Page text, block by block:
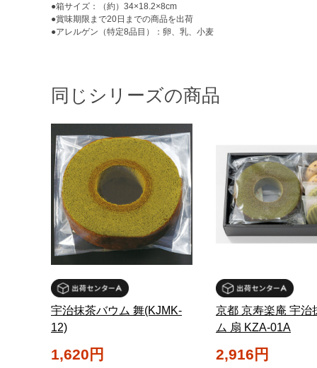
●箱サイズ：（約）34×18.2×8cm
●賞味期限まで20日までの商品を出荷
●アレルゲン（特定8品目）：卵、乳、小麦
同じシリーズの商品
宇治抹茶バウム 舞(KJMK-
12)
1,620円
京都 京寿楽庵 宇治
ム 扇 KZA-01A
2,916円